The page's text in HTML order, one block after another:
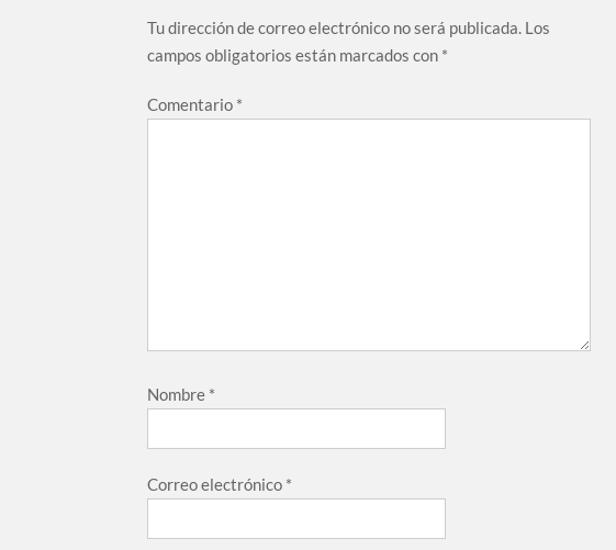
Tu dirección de correo electrónico no será publicada. Los
campos obligatorios están marcados con *
Comentario *
Nombre *
Correo electrónico *